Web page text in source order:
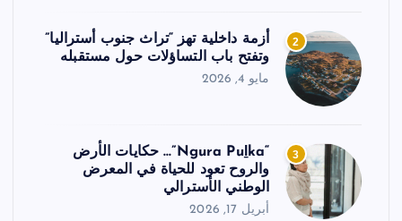
2
أزمة داخلية تهز “تراث جنوب أستراليا”
وتفتح باب التساؤلات حول مستقبله
مايو 4, 2026
3
“Ngura Puḻka”… حكايات الأرض
والروح تعود للحياة في المعرض
الوطني الأسترالي
أبريل 17, 2026